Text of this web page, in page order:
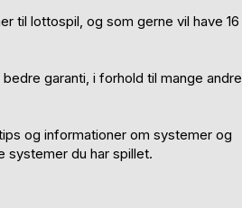
til lottospil, og som gerne vil have 16
garanti, i forhold til mange andre
og informationer om systemer og
systemer du har spillet.